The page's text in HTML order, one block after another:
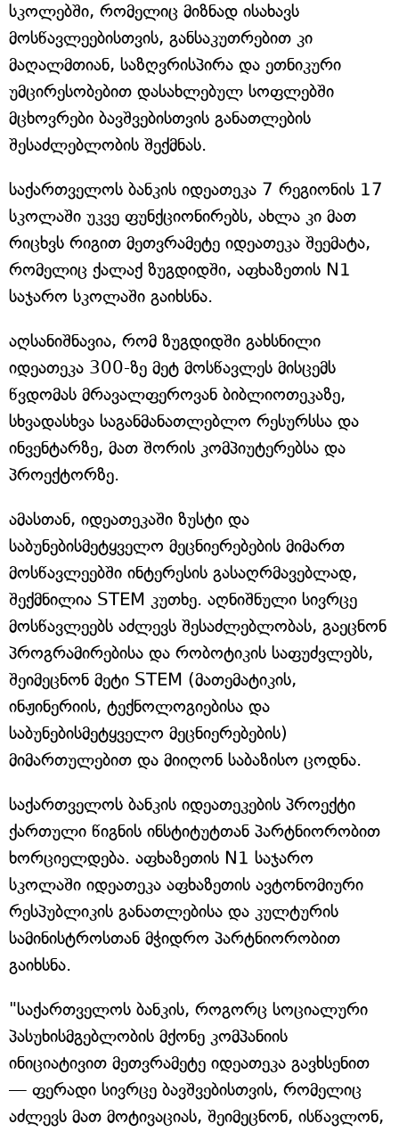
სკოლებში, რომელიც მიზნად ისახავს
მოსწავლეებისთვის, განსაკუთრებით კი
მაღალმთიან, საზღვრისპირა და ეთნიკური
უმცირესობებით დასახლებულ სოფლებში
მცხოვრები ბავშვებისთვის განათლების
შესაძლებლობის შექმნას.
საქართველოს ბანკის იდეათეკა 7 რეგიონის 17
სკოლაში უკვე ფუნქციონირებს, ახლა კი მათ
რიცხვს რიგით მეთვრამეტე იდეათეკა შეემატა,
რომელიც ქალაქ ზუგდიდში, აფხაზეთის N1
საჯარო სკოლაში გაიხსნა.
აღსანიშნავია, რომ ზუგდიდში გახსნილი
იდეათეკა 300-ზე მეტ მოსწავლეს მისცემს
წვდომას მრავალფეროვან ბიბლიოთეკაზე,
სხვადასხვა საგანმანათლებლო რესურსსა და
ინვენტარზე, მათ შორის კომპიუტერებსა და
პროექტორზე.
ამასთან, იდეათეკაში ზუსტი და
საბუნებისმეტყველო მეცნიერებების მიმართ
მოსწავლეებში ინტერესის გასაღრმავებლად,
შექმნილია STEM კუთხე. აღნიშნული სივრცე
მოსწავლეებს აძლევს შესაძლებლობას, გაეცნონ
პროგრამირებისა და რობოტიკის საფუძვლებს,
შეიმეცნონ მეტი STEM (მათემატიკის,
ინჟინერიის, ტექნოლოგიებისა და
საბუნებისმეტყველო მეცნიერებების)
მიმართულებით და მიიღონ საბაზისო ცოდნა.
საქართველოს ბანკის იდეათეკების პროექტი
ქართული წიგნის ინსტიტუტთან პარტნიორობით
ხორციელდება. აფხაზეთის N1 საჯარო
სკოლაში იდეათეკა აფხაზეთის ავტონომიური
რესპუბლიკის განათლებისა და კულტურის
სამინისტროსთან მჭიდრო პარტნიორობით
გაიხსნა.
"საქართველოს ბანკის, როგორც სოციალური
პასუხისმგებლობის მქონე კომპანიის
ინიციატივით მეთვრამეტე იდეათეკა გავხსენით
— ფერადი სივრცე ბავშვებისთვის, რომელიც
აძლევს მათ მოტივაციას, შეიმეცნონ, ისწავლონ,